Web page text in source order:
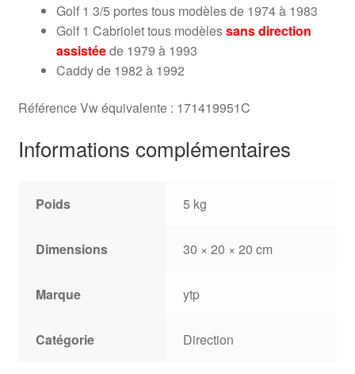
Golf 1 3/5 portes tous modèles de 1974 à 1983
Golf 1 Cabriolet tous modèlessans direction
assistéede 1979 à 1993
Caddy de 1982 à 1992
Référence Vw équivalente : 171419951C
Informations complémentaires
Poids 5 kg
Dimensions 30 × 20 × 20 cm
Marque ytp
Catégorie Direction